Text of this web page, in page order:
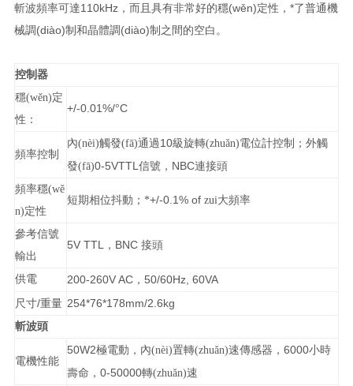
斬波頻率可達110kHz，而且具有非常好的穩(wěn)定性，*了普通機
械調(diào)制和晶體調(diào)制之間的空白。
控制器
穩(wěn)定
性：
+/-0.01%/°C
頻率控制
內(nèi)觸發(fā)通過10級旋轉(zhuǎn)電位計控制；外觸
發(fā)0-5VTTL 信號， NBC連接頭
頻率穩(wě
n)定性
短期相位抖動；*+/-0.1% of zui大頻率
參考信號
輸出
5V TTL ， BNC 接頭
供電 200-260V AC， 50/60Hz, 60VA
尺寸/重量 254*76*178mm/2.6kg
斬波頭
電機性能
50W2極電動，內(nèi)置轉(zhuǎn)速傳感器， 6000小時
壽命， 0-50000轉(zhuǎn)速